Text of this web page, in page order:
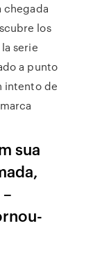
chegada
los
serie
a punto
intento de
sua